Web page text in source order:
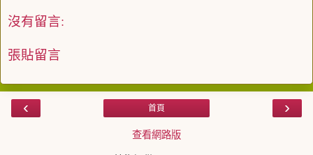
沒有留言:
張貼留言
‹ ›
首頁
查看網路版